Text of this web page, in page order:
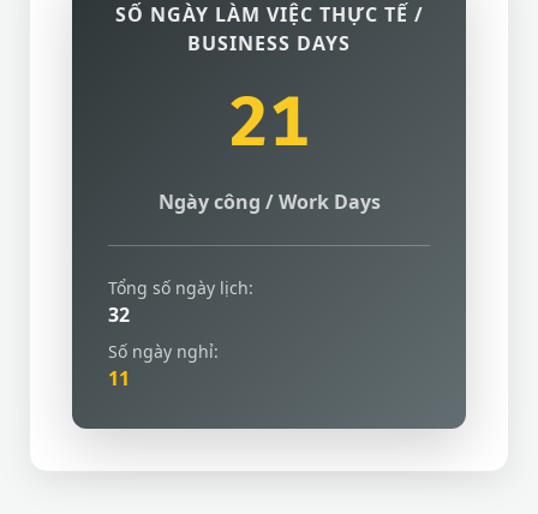
SỐ NGÀY LÀM VIỆC THỰC TẾ /
BUSINESS DAYS
21
Ngày công / Work Days
Tổng số ngày lịch:
32
Số ngày nghỉ:
11